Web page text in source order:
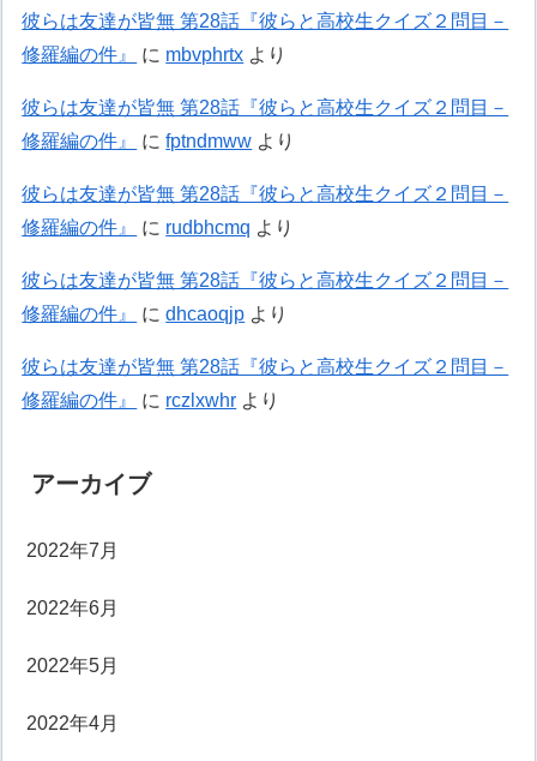
彼らは友達が皆無 第28話『彼らと高校生クイズ２問目－
修羅編の件』
に mbvphrtx より
彼らは友達が皆無 第28話『彼らと高校生クイズ２問目－
修羅編の件』
にfptndmww より
彼らは友達が皆無 第28話『彼らと高校生クイズ２問目－
修羅編の件』
に rudbhcmq より
彼らは友達が皆無 第28話『彼らと高校生クイズ２問目－
修羅編の件』
にdhcaoqjp より
彼らは友達が皆無 第28話『彼らと高校生クイズ２問目－
修羅編の件』
に rczlxwhr より
アーカイブ
2022年7月
2022年6月
2022年5月
2022年4月